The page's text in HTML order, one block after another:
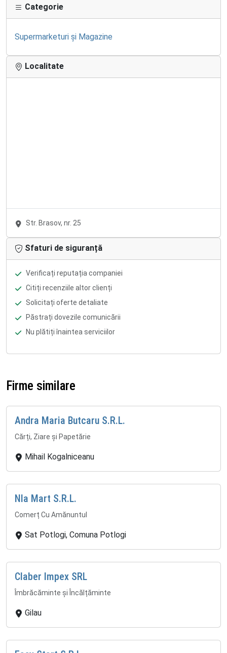
Categorie
Supermarketuri și Magazine
Localitate
Str. Brasov, nr. 25
Sfaturi de siguranță
Verificați reputația companiei
Citiți recenziile altor clienți
Solicitați oferte detaliate
Păstrați dovezile comunicării
Nu plătiți înaintea serviciilor
Firme similare
Andra Maria Butcaru S.R.L.
Cărți, Ziare și Papetărie
Mihail Kogalniceanu
Nla Mart S.R.L.
Comerț Cu Amănuntul
Sat Potlogi, Comuna Potlogi
Claber Impex SRL
Îmbrăcăminte și Încălțăminte
Gilau